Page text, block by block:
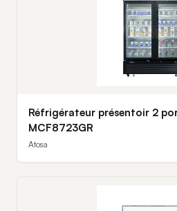
Réfrigérateur présentoir 2
MCF8723GR
Atosa